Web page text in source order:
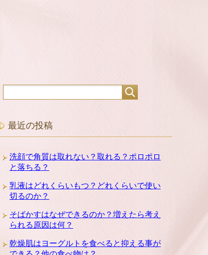
最近の投稿
洗顔で角質は取れない？取れる？ポロポロ
と落ちる？
乳液はどれくらいもつ？どれくらいで使い
切るのか？
そばかすはなぜできるのか？増えたら考え
られる原因は何？
乾燥肌はヨーグルトを食べると抑える事が